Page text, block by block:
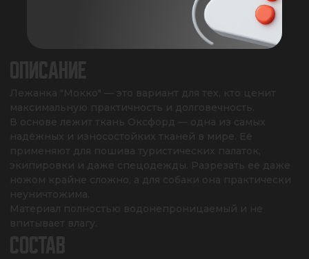
ХАРАКТЕРИСТИКИ
ОПИСАНИЕ
Лежанка "Мокко" — это вариант для тех, кто ценит
максимальную практичность и долговечность.
В основе лежит ткань Оксфорд — одна из самых
надёжных и износостойких тканей в мире. Её
применяют для пошива туристических палаток,
экипировки и даже спецодежды. Разрезать её даже
ножом крайне сложно, а для собаки она практически
неуничтожима.
Материал полностью водонепроницаемый и не
впитывает влагу.
СОСТАВ